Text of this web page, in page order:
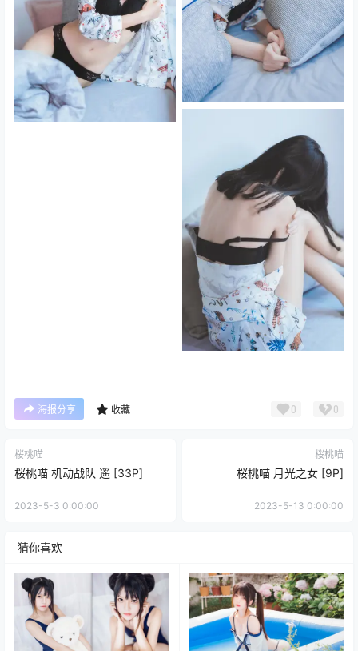
海报分享 收藏 0 0
桜桃喵
桜桃喵 机动战队 遥 [33P]
2023-5-3 0:00:00
桜桃喵
桜桃喵 月光之女 [9P]
2023-5-13 0:00:00
猜你喜欢